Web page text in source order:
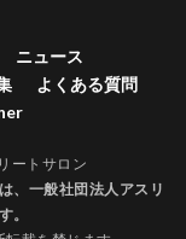
ニュース
よくある質問
ートサロン
、 一般社団法人アスリ
。